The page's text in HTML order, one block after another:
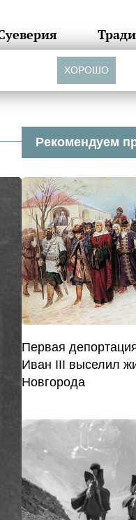
Рекомендуем
Первая
Иван III выселил
Новгорода
ХОРОШО